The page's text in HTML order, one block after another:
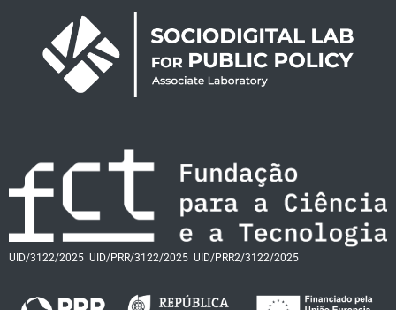
UID/3122/2025 UID/PRR/3122/2025 UID/PRR2/3122/2025